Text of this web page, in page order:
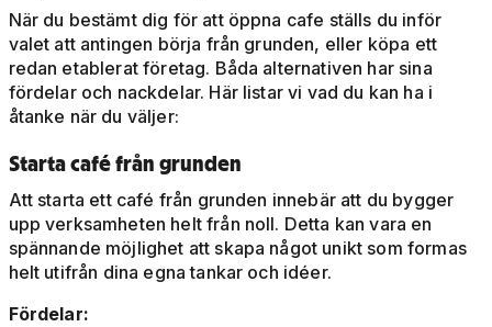
När du bestämt dig för att öppna cafe ställs du inför
valet att antingen börja från grunden, eller köpa ett
redan etablerat företag. Båda alternativen har sina
fördelar och nackdelar. Här listar vi vad du kan ha i
åtanke när du väljer:
Starta café från grunden
Att starta ett café från grunden innebär att du bygger
upp verksamheten helt från noll. Detta kan vara en
spännande möjlighet att skapa något unikt som formas
helt utifrån dina egna tankar och idéer.
Fördelar: